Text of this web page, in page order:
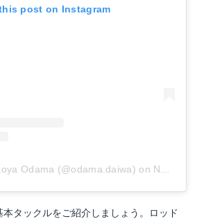
post on Instagram
Odama (@odama.daiwa) on Nov 14, 2018 at 10:36pm PST
タックルをご紹介しましょう。ロッド